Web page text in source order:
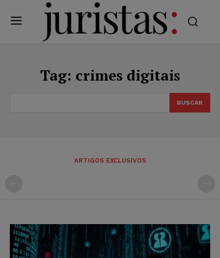
Tag: crimes digitais
BUSCAR
ARTIGOS EXCLUSIVOS